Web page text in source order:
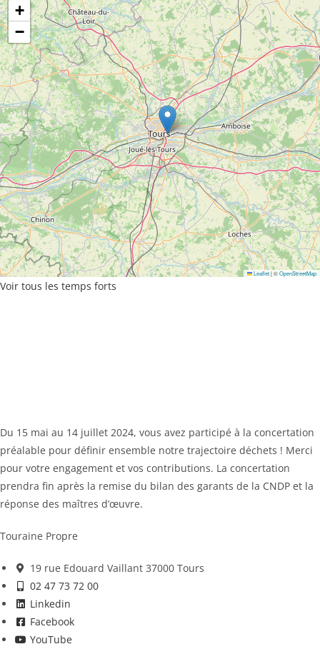
+
−
Leaflet|©OpenStreetMap
Voir tous les temps forts
Du 15 mai au 14 juillet 2024, vous avez participé à la concertation
préalable pour définir ensemble notre trajectoire déchets ! Merci
pour votre engagement et vos contributions. La concertation
prendra fin après la remise du bilan des garants de la CNDP et la
réponse des maîtres d’œuvre.
Touraine Propre
19 rue Edouard Vaillant 37000 Tours
02 47 73 72 00
Linkedin
Facebook
YouTube